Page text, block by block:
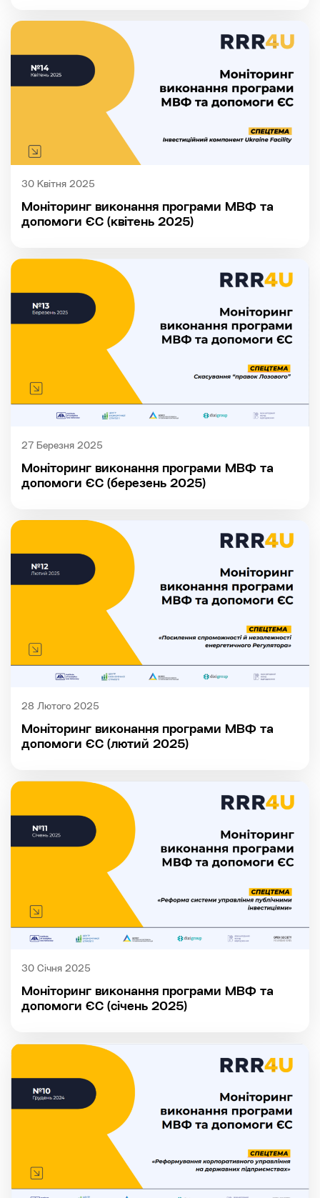
30 Квітня 2025
Моніторинг виконання програми МВФ та
допомоги ЄС (квітень 2025)
27 Березня 2025
Моніторинг виконання програми МВФ та
допомоги ЄС (березень 2025)
28 Лютого 2025
Моніторинг виконання програми МВФ та
допомоги ЄС (лютий 2025)
30 Січня 2025
Моніторинг виконання програми МВФ та
допомоги ЄС (січень 2025)